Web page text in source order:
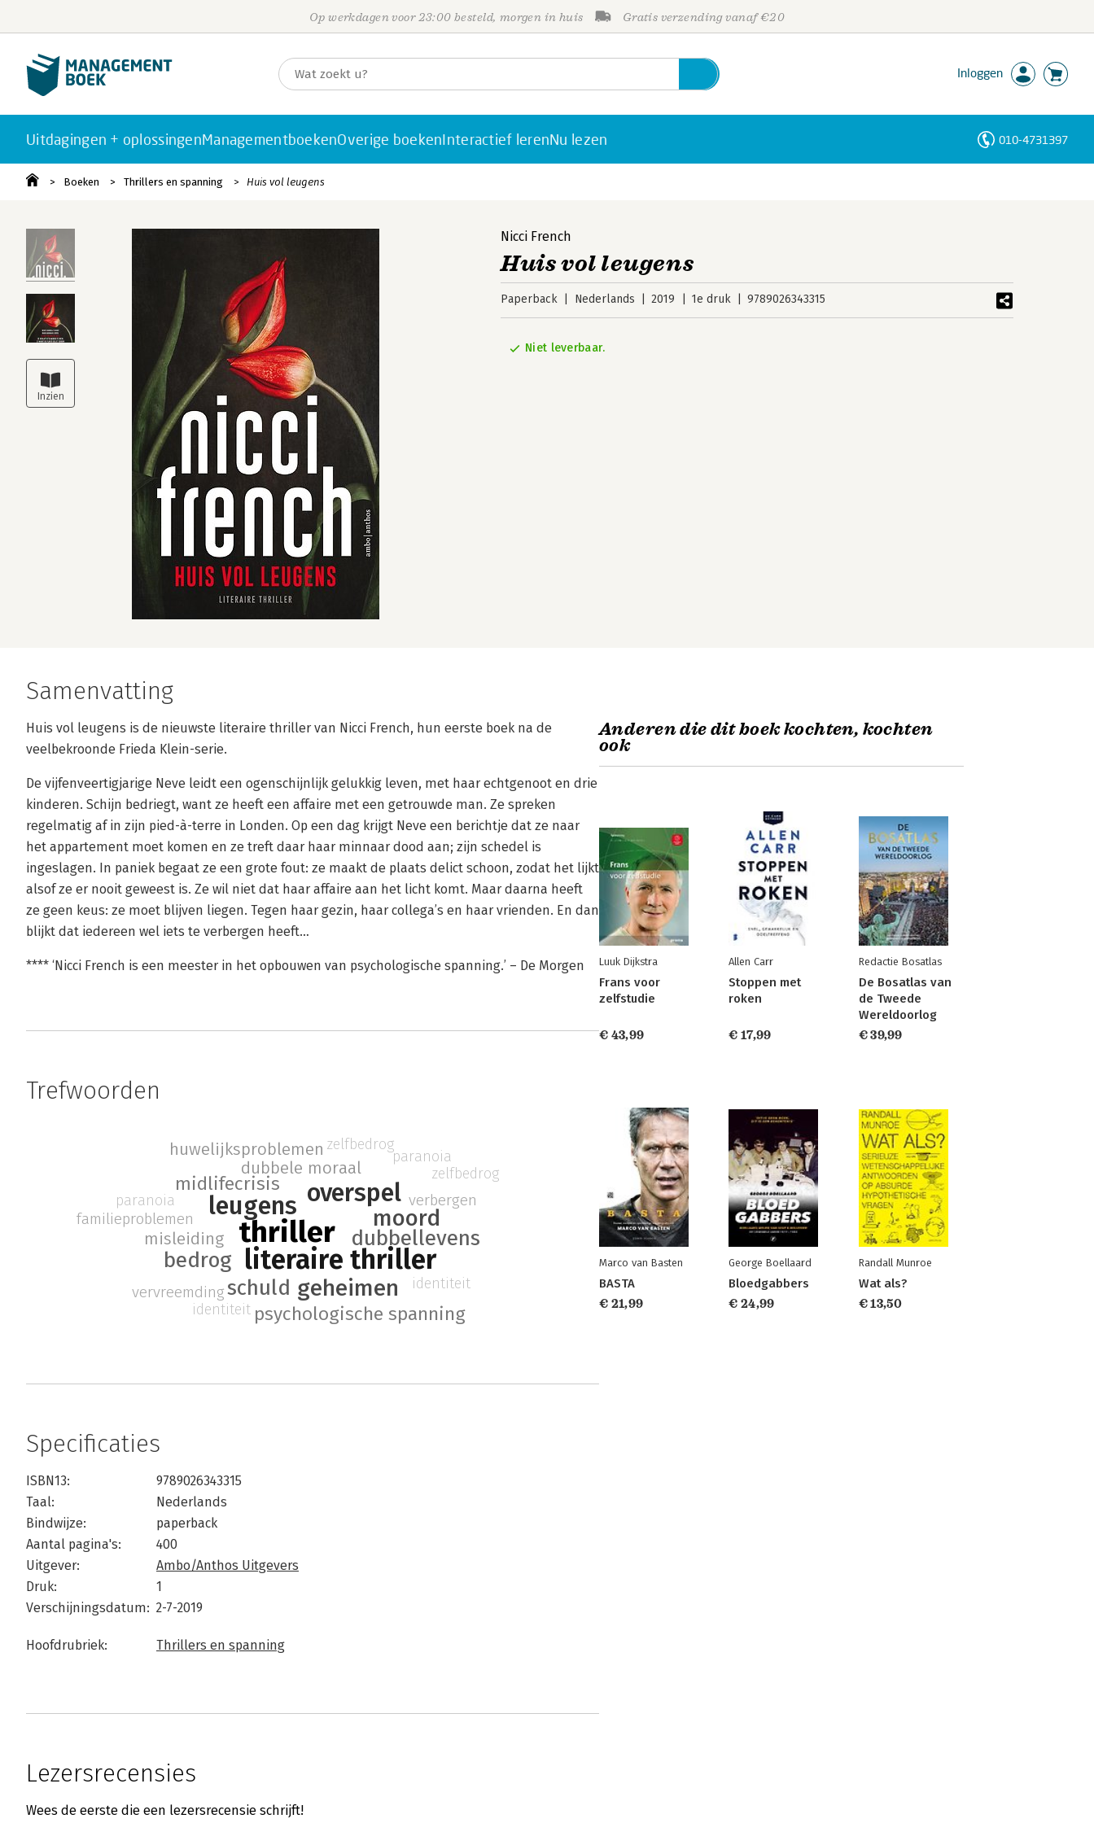
Op werkdagen voor 23:00 besteld, morgen in huis Gratis verzending vanaf €20
Inloggen
Uitdagingen + oplossingenManagementboekenOverige boekenInteractief lerenNu lezen 010-4731397
Boeken Thrillers en spanning Huis vol leugens
Nicci French
Huis vol leugens
Paperback Nederlands 2019 1e druk 9789026343315
Niet leverbaar.
Samenvatting
Huis vol leugens is de nieuwste literaire thriller van Nicci French, hun eerste boek na de
veelbekroonde Frieda Klein-serie.
De vijfenveertigjarige Neve leidt een ogenschijnlijk gelukkig leven, met haar echtgenoot en drie
kinderen. Schijn bedriegt, want ze heeft een affaire met een getrouwde man. Ze spreken
regelmatig af in zijn pied-à-terre in Londen. Op een dag krijgt Neve een berichtje dat ze naar
het appartement moet komen en ze treft daar haar minnaar dood aan; zijn schedel is
ingeslagen. In paniek begaat ze een grote fout: ze maakt de plaats delict schoon, zodat het lijkt
alsof ze er nooit geweest is. Ze wil niet dat haar affaire aan het licht komt. Maar daarna heeft
ze geen keus: ze moet blijven liegen. Tegen haar gezin, haar collega’s en haar vrienden. En dan
blijkt dat iedereen wel iets te verbergen heeft…
**** ‘Nicci French is een meester in het opbouwen van psychologische spanning.’ – De Morgen
Trefwoorden
thriller
literaire thriller
leugens overspel
moord
geheimen
dubbellevens
schuld
bedrog
midlifecrisis
psychologische spanning
misleiding
dubbele moraal
huwelijksproblemen
vervreemding
familieproblemen
verbergen
identiteit
paranoia
zelfbedrog
identiteit
paranoia
zelfbedrog
Specificaties
ISBN13:
9789026343315
Taal:
Nederlands
Bindwijze:
paperback
Aantal pagina's:
400
Uitgever:
Ambo/Anthos Uitgevers
Druk:
1
Verschijningsdatum: 2-7-2019
Hoofdrubriek: Thrillers en spanning
Lezersrecensies
Wees de eerste die een lezersrecensie schrijft!
Anderen die dit boek kochten, kochten
ook
Luuk Dijkstra
Frans voor
zelfstudie
€ 43,99
Allen Carr
Stoppen met
roken
€ 17,99
Redactie Bosatlas
De Bosatlas van
de Tweede
Wereldoorlog
€ 39,99
Marco van Basten
BASTA
€ 21,99
George Boellaard
Bloedgabbers
€ 24,99
Randall Munroe
Wat als?
€ 13,50
Personen